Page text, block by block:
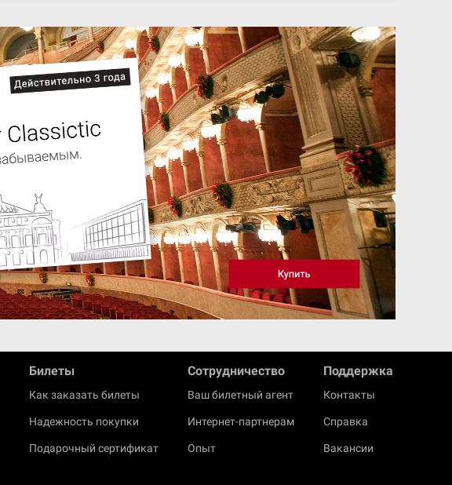
Билеты
Как заказать билеты
Надежность покупки
Подарочный сертификат
Cотрудничество
Ваш билетный агент
Интернет-партнерам
Опыт
Поддержка
Контакты
Справка
Вакансии